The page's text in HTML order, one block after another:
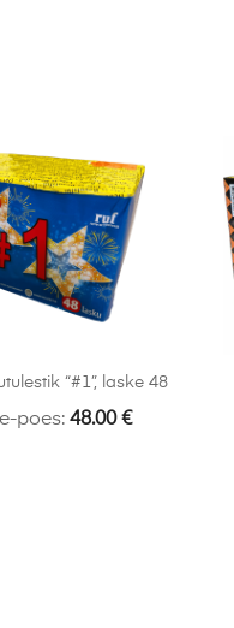
“#1”, laske 48
poes: 48.00€